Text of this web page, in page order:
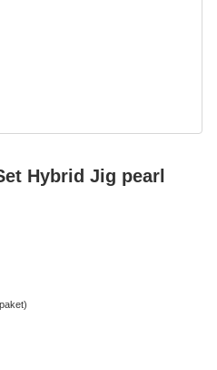
Hybrid Jig pearl